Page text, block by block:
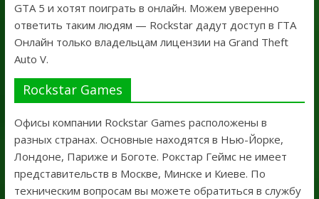
GTA 5 и хотят поиграть в онлайн. Можем уверенно
ответить таким людям — Rockstar дадут доступ в ГТА
Онлайн только владельцам лицензии на Grand Theft
Auto V.
Rockstar Games
Офисы компании Rockstar Games расположены в
разных странах. Основные находятся в Нью-Йорке,
Лондоне, Париже и Боготе. Рокстар Геймс не имеет
представительств в Москве, Минске и Киеве. По
техническим вопросам вы можете обратиться в службу